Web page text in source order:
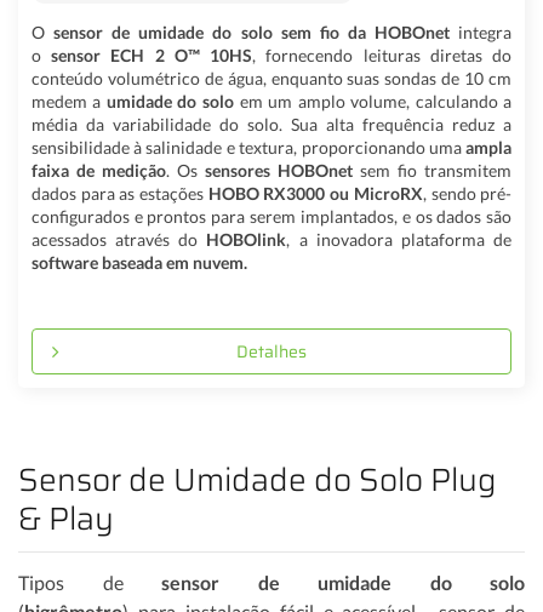
O sensor de umidade do solo sem fio da HOBOnet integra
osensor ECH 2 O™ 10HS, fornecendo leituras diretas do
conteúdo volumétrico de água, enquanto suas sondas de 10 cm
medem a umidade do soloem um amplo volume, calculando a
média da variabilidade do solo. Sua alta frequência reduz a
sensibilidade à salinidade e textura, proporcionando umaampla
faixa de medição. Ossensores HOBOnet sem fio transmitem
dados para as estações HOBO RX3000 ou MicroRX, sendo pré-
configurados e prontos para serem implantados, e os dados são
acessados ​​através do HOBOlink, a inovadora plataforma de
software baseada em nuvem.
Detalhes
Sensor de Umidade do Solo Plug
& Play
Tipos de sensor de umidade do solo